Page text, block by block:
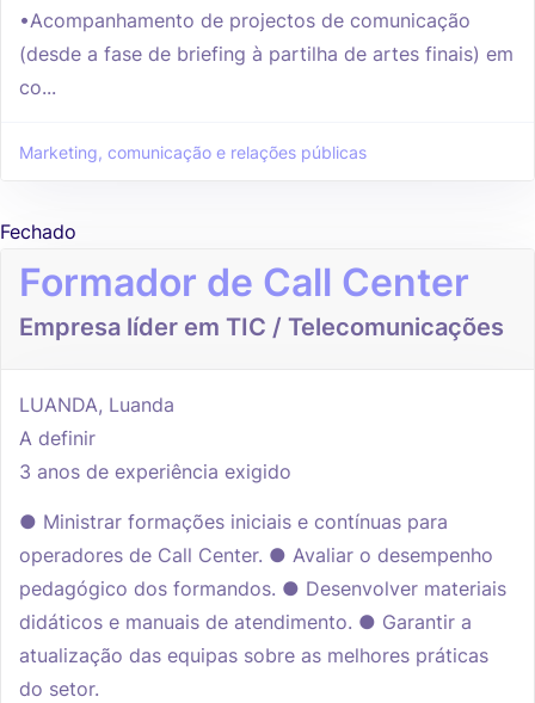
•Acompanhamento de projectos de comunicação
(desde a fase de briefing à partilha de artes finais) em
co...
Marketing, comunicação e relações públicas
Fechado
Formador de Call Center
Empresa líder em TIC / Telecomunicações
LUANDA, Luanda
A definir
3 anos de experiência exigido
● Ministrar formações iniciais e contínuas para
operadores de Call Center. ● Avaliar o desempenho
pedagógico dos formandos. ● Desenvolver materiais
didáticos e manuais de atendimento. ● Garantir a
atualização das equipas sobre as melhores práticas
do setor.